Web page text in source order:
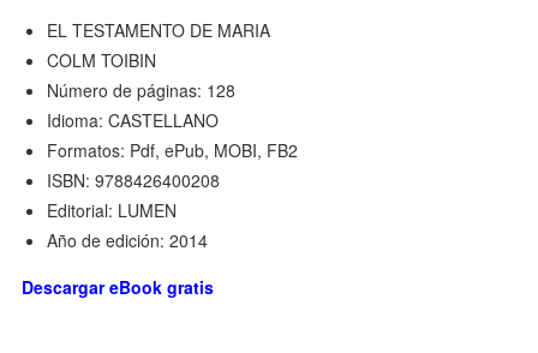
EL TESTAMENTO DE MARIA
COLM TOIBIN
Número de páginas: 128
Idioma: CASTELLANO
Formatos: Pdf, ePub, MOBI, FB2
ISBN: 9788426400208
Editorial: LUMEN
Año de edición: 2014
Descargar eBook gratis